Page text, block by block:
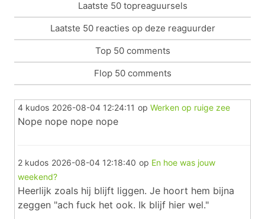
Laatste 50 topreaguursels
Laatste 50 reacties op deze reaguurder
Top 50 comments
Flop 50 comments
4 kudos 2026-08-04 12:24:11 op Werken op ruige zee
Nope nope nope nope
2 kudos 2026-08-04 12:18:40 op En hoe was jouw
weekend?
Heerlijk zoals hij blijft liggen. Je hoort hem bijna
zeggen "ach fuck het ook. Ik blijf hier wel."